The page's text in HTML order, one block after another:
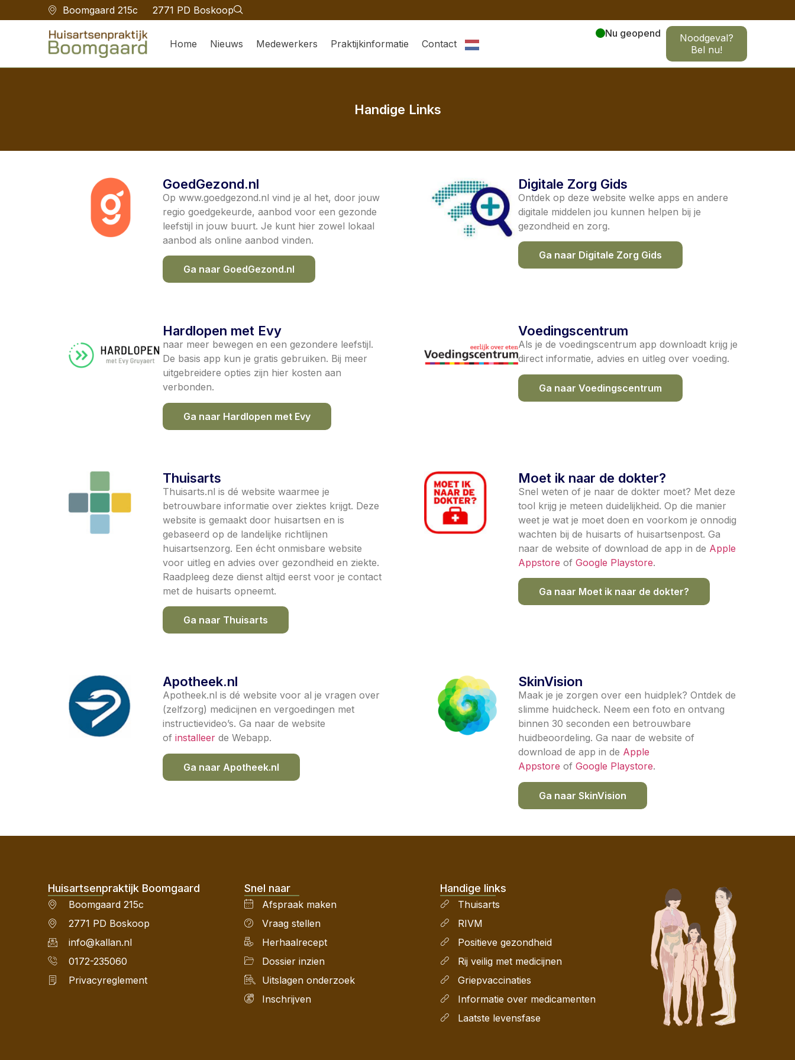
Boomgaard 215c 2771 PD Boskoop
Home Nieuws Medewerkers Praktijkinformatie Contact
Nu geopend
Noodgeval?
Bel nu!
Handige Links
GoedGezond.nl
Op www.goedgezond.nl vind je al het, door jouw
regio goedgekeurde, aanbod voor een gezonde
leefstijl in jouw buurt. Je kunt hier zowel lokaal
aanbod als online aanbod vinden.
Ga naar GoedGezond.nl
Digitale Zorg Gids
Ontdek op deze website welke apps en andere
digitale middelen jou kunnen helpen bij je
gezondheid en zorg.
Ga naar Digitale Zorg Gids
Hardlopen met Evy
naar meer bewegen en een gezondere leefstijl.
De basis app kun je gratis gebruiken. Bij meer
uitgebreidere opties zijn hier kosten aan
verbonden.
Ga naar Hardlopen met Evy
Voedingscentrum
Als je de voedingscentrum app downloadt krijg je
direct informatie, advies en uitleg over voeding.
Ga naar Voedingscentrum
Thuisarts
Thuisarts.nl is dé website waarmee je
betrouwbare informatie over ziektes krijgt. Deze
website is gemaakt door huisartsen en is
gebaseerd op de landelijke richtlijnen
huisartsenzorg. Een écht onmisbare website
voor uitleg en advies over gezondheid en ziekte.
Raadpleeg deze dienst altijd eerst voor je contact
met de huisarts opneemt.
Ga naar Thuisarts
Moet ik naar de dokter?
Snel weten of je naar de dokter moet? Met deze
tool krijg je meteen duidelijkheid. Op die manier
weet je wat je moet doen en voorkom je onnodig
wachten bij de huisarts of huisartsenpost. Ga
naar de website of download de app in de Apple
Appstore ofGoogle Playstore.
Ga naar Moet ik naar de dokter?
Apotheek.nl
Apotheek.nl is dé website voor al je vragen over
(zelfzorg) medicijnen en vergoedingen met
instructievideo’s. Ga naar de website
ofinstalleer de Webapp.
Ga naar Apotheek.nl
SkinVision
Maak je je zorgen over een huidplek? Ontdek de
slimme huidcheck. Neem een foto en ontvang
binnen 30 seconden een betrouwbare
huidbeoordeling. Ga naar de website of
download de app in de Apple
Appstore ofGoogle Playstore.
Ga naar SkinVision
Huisartsenpraktijk Boomgaard
Boomgaard 215c
2771 PD Boskoop
info@kallan.nl
0172-235060
Privacyreglement
Snel naar
Afspraak maken
Vraag stellen
Herhaalrecept
Dossier inzien
Uitslagen onderzoek
Inschrijven
Handige links
Thuisarts
RIVM
Positieve gezondheid
Rij veilig met medicijnen
Griepvaccinaties
Informatie over medicamenten
Laatste levensfase